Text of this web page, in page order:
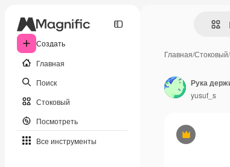
Создать
Главная
Поиск
Стоковый
Посмотреть
Все инструменты
Главная/Стоковый/
Премиум
Рука
yusuf_s